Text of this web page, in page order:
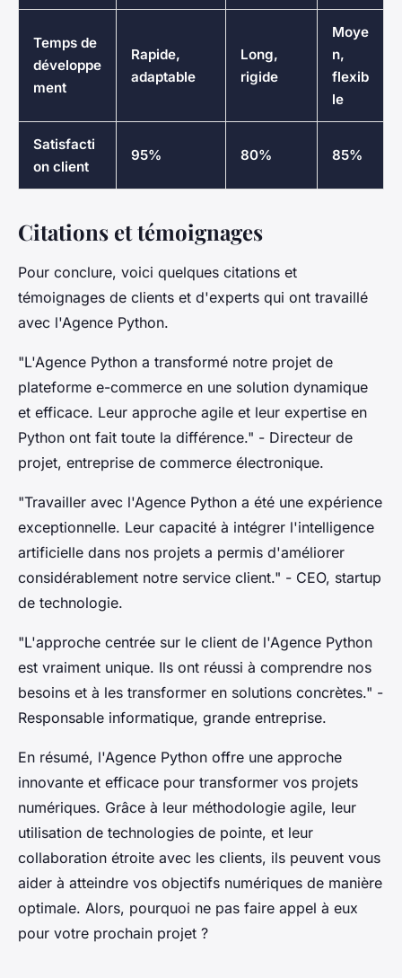
Temps de
développe
ment
Rapide,
adaptable
Long,
rigide
Moye
n,
flexib
le
Satisfacti
on client
95% 80% 85%
Citations et témoignages
Pour conclure, voici quelques citations et
témoignages de clients et d'experts qui ont travaillé
avec l'Agence Python.
"L'Agence Python a transformé notre projet de
plateforme e-commerce en une solution dynamique
et efficace. Leur approche agile et leur expertise en
Python ont fait toute la différence." - Directeur de
projet, entreprise de commerce électronique.
"Travailler avec l'Agence Python a été une expérience
exceptionnelle. Leur capacité à intégrer l'intelligence
artificielle dans nos projets a permis d'améliorer
considérablement notre service client." - CEO, startup
de technologie.
"L'approche centrée sur le client de l'Agence Python
est vraiment unique. Ils ont réussi à comprendre nos
besoins et à les transformer en solutions concrètes." -
Responsable informatique, grande entreprise.
En résumé, l'Agence Python offre une approche
innovante et efficace pour transformer vos projets
numériques. Grâce à leur méthodologie agile, leur
utilisation de technologies de pointe, et leur
collaboration étroite avec les clients, ils peuvent vous
aider à atteindre vos objectifs numériques de manière
optimale. Alors, pourquoi ne pas faire appel à eux
pour votre prochain projet ?